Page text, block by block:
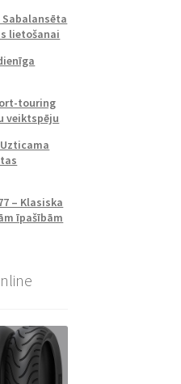
Sabalansēta
lietošanai
touring
veiktspēju
– Klasiska
īpašībām